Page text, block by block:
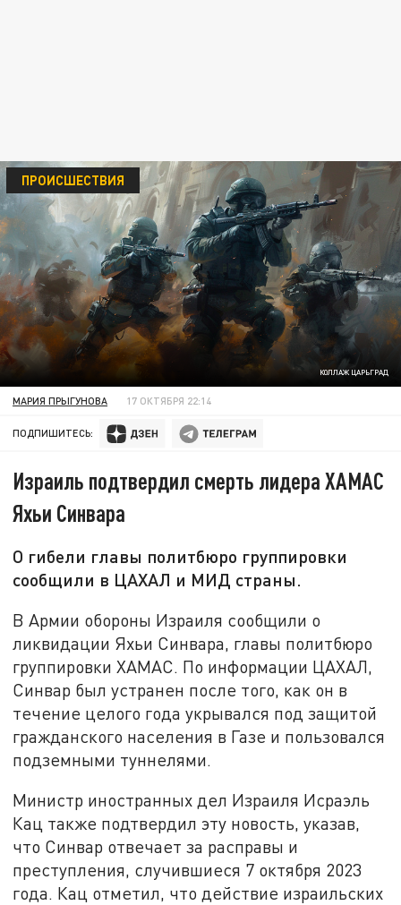
КОЛЛАЖ ЦАРЬГРАД
ПРОИСШЕСТВИЯ
МАРИЯ ПРЫГУНОВА 17 ОКТЯБРЯ 22:14
ПОДПИШИТЕСЬ:
Израиль подтвердил смерть лидера ХАМАС
Яхьи Синвара
О гибели главы политбюро группировки
сообщили в ЦАХАЛ и МИД страны.
В Армии обороны Израиля сообщили о
ликвидации Яхьи Синвара, главы политбюро
группировки ХАМАС. По информации ЦАХАЛ,
Синвар был устранен после того, как он в
течение целого года укрывался под защитой
гражданского населения в Газе и пользовался
подземными туннелями.
Министр иностранных дел Израиля Исраэль
Кац также подтвердил эту новость, указав,
что Синвар отвечает за расправы и
преступления, случившиеся 7 октября 2023
года. Кац отметил, что действие израильских